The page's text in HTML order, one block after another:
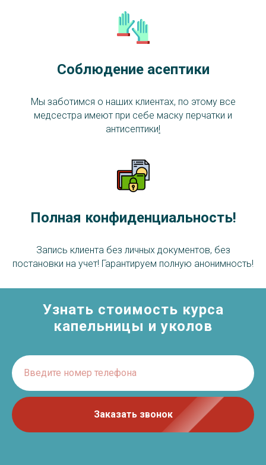
Соблюдение асептики
Мы заботимся о наших клиентах, по этому все
медсестра имеют при себе маску перчатки и
антисептики!
Полная конфиденциальность!
Запись клиента без личных документов, без
постановки на учет! Гарантируем полную анонимность!
Узнать стоимость курса
капельницы и уколов
Введите номер телефона
Заказать звонок